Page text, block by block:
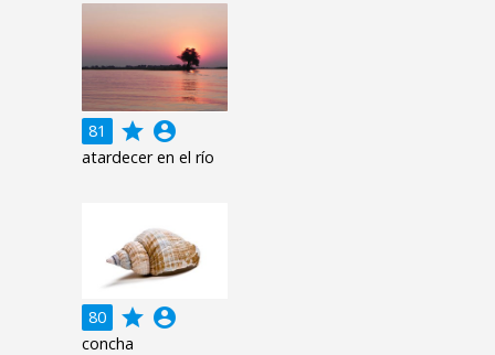
81 grade account_circle
atardecer en el río
80 grade account_circle
concha